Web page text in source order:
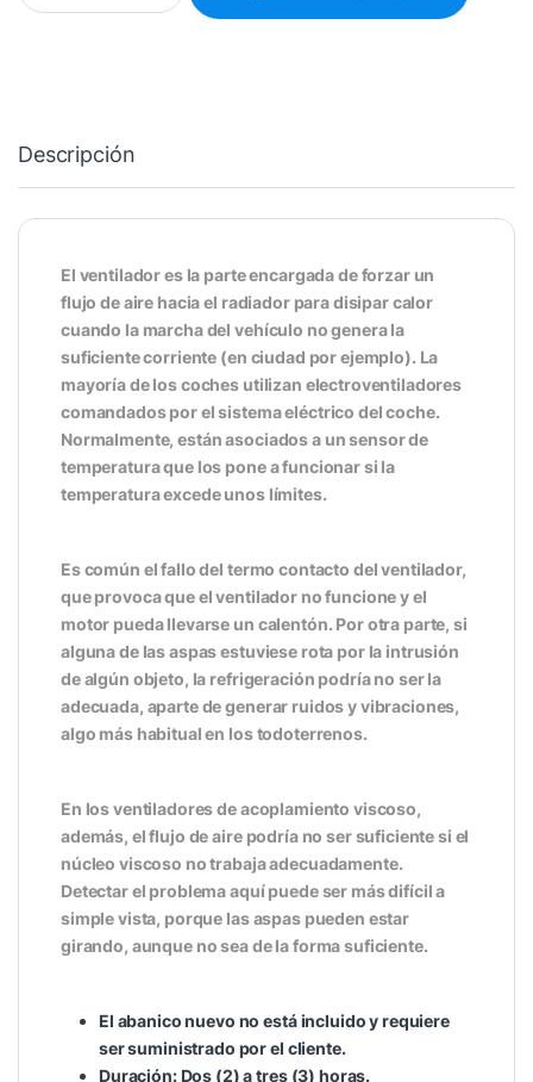
Descripción
El ventilador es la parte encargada de forzar un
flujo de aire hacia el radiador para disipar calor
cuando la marcha del vehículo no genera la
suficiente corriente (en ciudad por ejemplo). La
mayoría de los coches utilizan electroventiladores
comandados por el sistema eléctrico del coche.
Normalmente, están asociados a un sensor de
temperatura que los pone a funcionar si la
temperatura excede unos límites.
Es común el fallo del termo contacto del ventilador,
que provoca que el ventilador no funcione y el
motor pueda llevarse un calentón. Por otra parte, si
alguna de las aspas estuviese rota por la intrusión
de algún objeto, la refrigeración podría no ser la
adecuada, aparte de generar ruidos y vibraciones,
algo más habitual en los todoterrenos.
En los ventiladores de acoplamiento viscoso,
además, el flujo de aire podría no ser suficiente si el
núcleo viscoso no trabaja adecuadamente.
Detectar el problema aquí puede ser más difícil a
simple vista, porque las aspas pueden estar
girando, aunque no sea de la forma suficiente.
El abanico nuevo no está incluido y requiere
ser suministrado por el cliente.
Duración: Dos (2) a tres (3) horas.